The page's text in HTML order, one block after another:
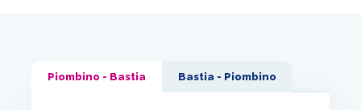
Piombino - Bastia Bastia - Piombino